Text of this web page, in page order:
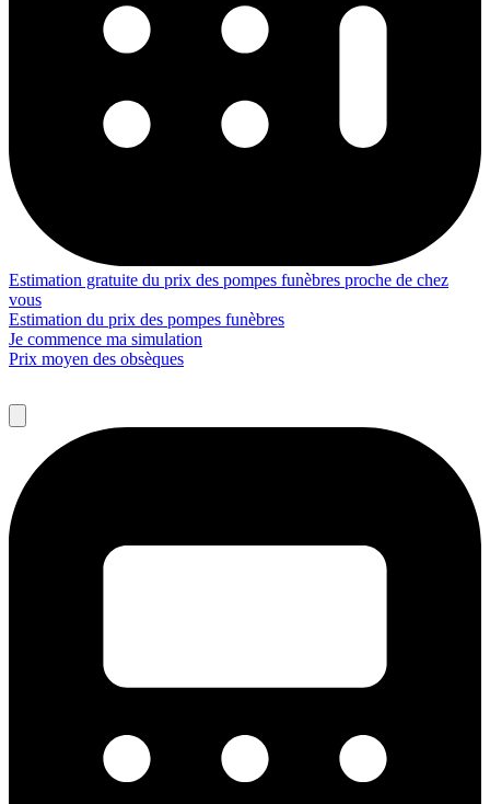
Estimation gratuite du prix des pompes funèbres proche de chez
vous
Estimation du prix des pompes funèbres
Je commence ma simulation
Prix moyen des obsèques